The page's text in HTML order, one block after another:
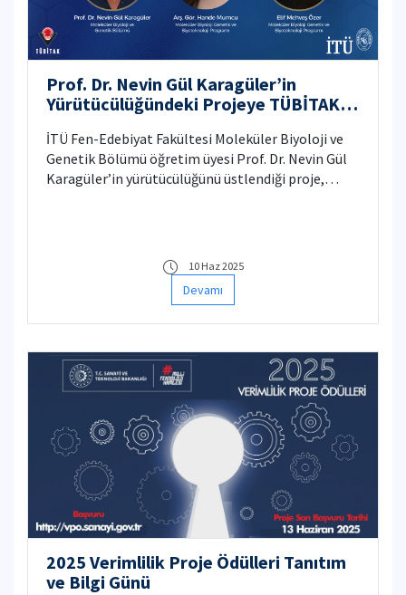
Prof. Dr. Nevin Gül Karagüler’in
Yürütücülüğündeki Projeye TÜBİTAK
İTÜ Fen-Edebiyat Fakültesi Moleküler Biyoloji ve
Genetik Bölümü öğretim üyesi Prof. Dr. Nevin Gül
Karagüler’in yürütücülüğünü üstlendiği proje,
10 Haz 2025
Devamı
2025 Verimlilik Proje Ödülleri Tanıtım
ve Bilgi Günü